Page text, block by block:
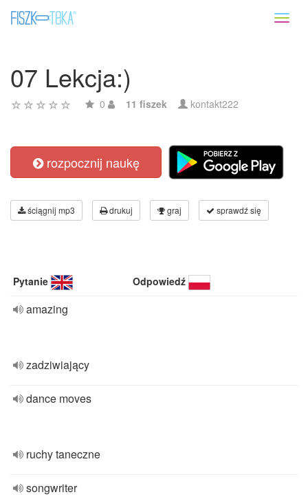
07 Lekcja:)
0 11 fiszek kontakt222
rozpocznij naukę
ściągnij mp3 drukuj graj sprawdź się
Pytanie Odpowiedź
amazing
zadziwiający
dance moves
ruchy taneczne
songwriter